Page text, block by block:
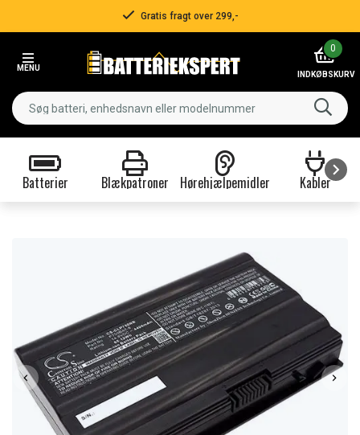
Gratis fragt over 299,-
MENU
0
INDKØBSKURV
Batterier Blækpatroner Hørehjælpemidler Kabler